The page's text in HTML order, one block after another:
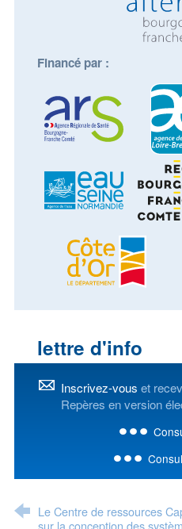
Financé par :
lettre d'info
Inscrivez-vous et
Repères en version
Le Centre de ressources
sur la conception des